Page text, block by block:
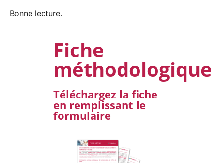
Bonne lecture.
Fiche
méthodologique
Téléchargez la fiche
en remplissant le
formulaire